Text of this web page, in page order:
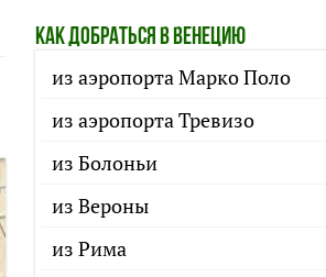
КАК ДОБРАТЬСЯ В ВЕНЕЦИЮ
из аэропорта Марко Поло
из аэропорта Тревизо
из Болоньи
из Вероны
из Рима